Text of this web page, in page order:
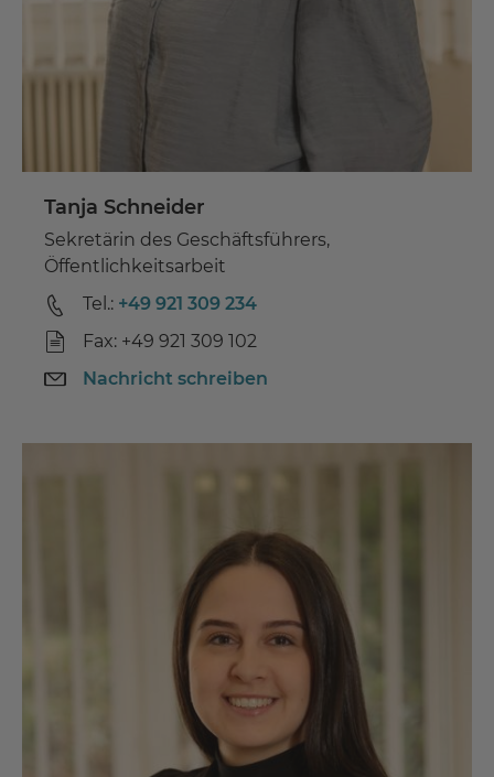
Tanja Schneider
Sekretärin des Geschäftsführers,
Öffentlichkeitsarbeit
Tel.: +49 921 309 234
Fax: +49 921 309 102
Nachricht schreiben